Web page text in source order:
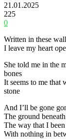
21.01.2025
225
0
Written in these
I leave my heart
She told me in the
bones
It seems to me that
stone
And I’ll be gone
The ground
The way that I
With nothing in